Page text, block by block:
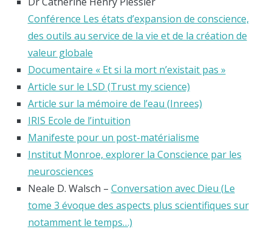
Conférence Les états d’expansion de conscience,
des outils au service de la vie et de la création de
valeur globale
Documentaire « Et si la mort n’existait pas »
Article sur le LSD (Trust my science)
Article sur la mémoire de l’eau (Inrees)
IRIS Ecole de l’intuition
Manifeste pour un post-matérialisme
Institut Monroe, explorer la Conscience par les
neurosciences
Neale D. Walsch – Conversation avec Dieu (Le
tome 3 évoque des aspects plus scientifiques sur
notamment le temps…)